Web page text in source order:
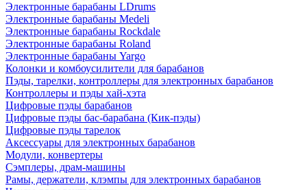
Электронные барабаны LDrums
Электронные барабаны Medeli
Электронные барабаны Rockdale
Электронные барабаны Roland
Электронные барабаны Yargo
Колонки и комбоусилители для барабанов
Пэды, тарелки, контроллеры для электронных барабанов
Контроллеры и пэды хай-хэта
Цифровые пэды барабанов
Цифровые пэды бас-барабана (Кик-пэды)
Цифровые пэды тарелок
Аксессуары для электронных барабанов
Модули, конвертеры
Сэмплеры, драм-машины
Рамы, держатели, клэмпы для электронных барабанов